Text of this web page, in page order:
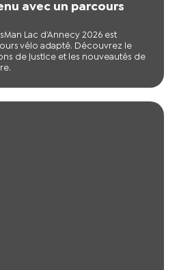
avec un parcours
Lac d’Annecy 2026 est
vélo adapté. Découvrez le
de justice et les nouveautés de